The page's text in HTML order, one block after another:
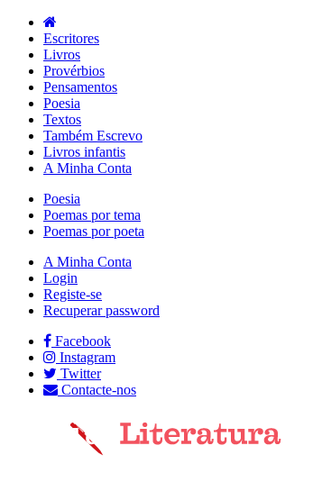
Escritores
Livros
Provérbios
Pensamentos
Poesia
Textos
Também Escrevo
Livros infantis
A Minha Conta
Poesia
Poemas por tema
Poemas por poeta
A Minha Conta
Login
Registe-se
Recuperar password
Facebook
Instagram
Twitter
Contacte-nos